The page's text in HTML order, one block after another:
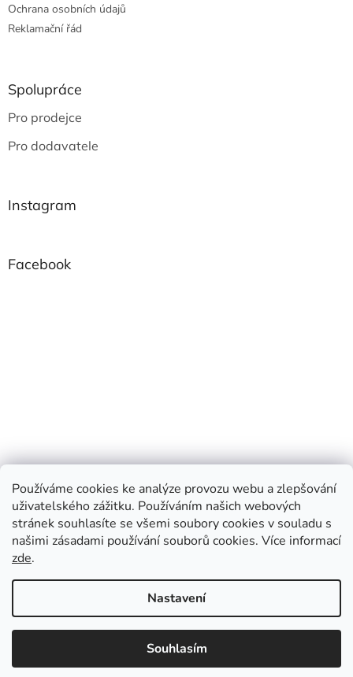
Používáme cookies ke analýze provozu webu a zlepšování
uživatelského zážitku. Používáním našich webových
stránek souhlasíte se všemi soubory cookies v souladu s
našimi zásadami používání souborů cookies. Více informací
zde.
Nastavení
Souhlasím
Informace k letnímu vydávání časopisu The Economist: 25. 7. –
vychází letní dvojčíslo, 1. 8. – časopis nevychází, 8. 8. – vychází
Ochrana osobních údajů
Reklamační řád
Spolupráce
Pro prodejce
Pro dodavatele
Instagram
Facebook
nastavení cookies